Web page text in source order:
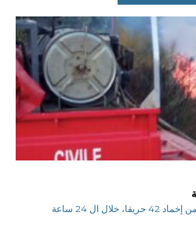
س ب تمكنت مصالح الحماية المدنية من إخماد 42 حريقا، خلال ال 24 ساعة